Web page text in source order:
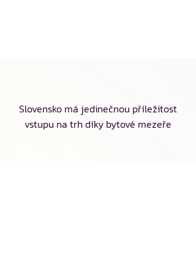
Slovensko má jedinečnou příležitost
vstupu na trh díky bytové mezeře